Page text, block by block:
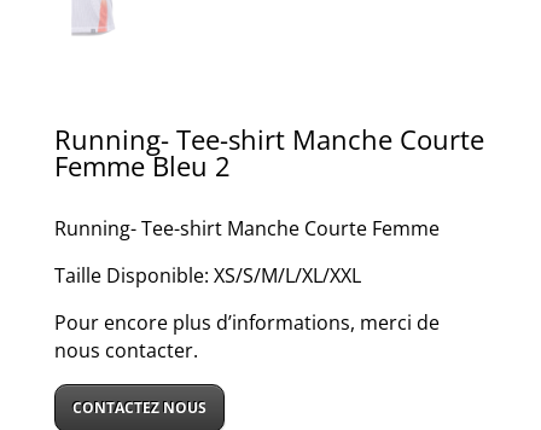
Running- Tee-shirt Manche Courte
Femme Bleu 2
Running- Tee-shirt Manche Courte Femme
Taille Disponible: XS/S/M/L/XL/XXL
Pour encore plus d’informations, merci de
nous contacter.
CONTACTEZ NOUS